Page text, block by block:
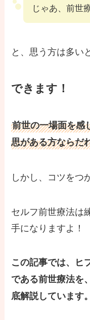
じゃあ、前世
と、思う方は多
できます！
前世の一場面を感
思がある方ならだ
しかし、コツをつ
セルフ前世療法は
手になりますよ！
この記事では、ヒ
である前世療法を
底解説しています。